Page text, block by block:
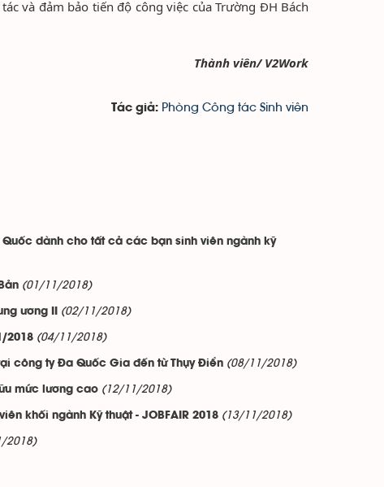
và đảm bảo tiến độ công việc của Trường ĐH Bách
Thành viên/ V2Work
Tác giả: Phòng Công tác Sinh viên
dành cho tất cả các bạn sinh viên ngành kỹ
(01/11/2018)
ương II (02/11/2018)
2018 (04/11/2018)
công ty Đa Quốc Gia đến từ Thụy Điển (08/11/2018)
mức lương cao (12/11/2018)
khối ngành Kỹ thuật - JOBFAIR 2018 (13/11/2018)
2018)